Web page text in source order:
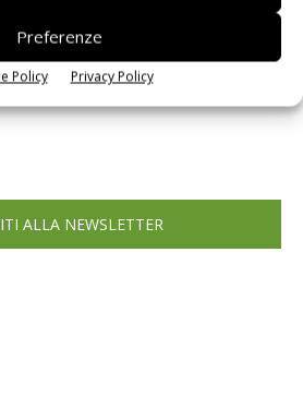
Preferenze
Policy Privacy Policy
ALLA NEWSLETTER